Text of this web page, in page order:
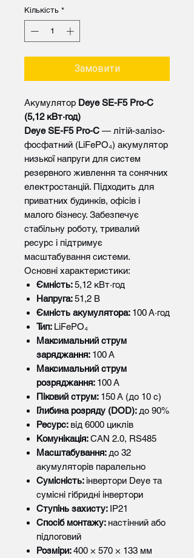
Кількість *
Замовити
Акумулятор Deye SE-F5 Pro-C
(5,12 кВт·год)
Deye SE-F5 Pro-C — літій-залізо-
фосфатний (LiFePO₄) акумулятор
низької напруги для систем
резервного живлення та сонячних
електростанцій. Підходить для
приватних будинків, офісів і
малого бізнесу. Забезпечує
стабільну роботу, тривалий
ресурс і підтримує
масштабування системи.
Основні характеристики:
Ємність:5,12 кВт·год
Напруга:51,2 В
Ємність акумулятора: 100 А·год
Тип: LiFePO₄
Максимальний струм
заряджання: 100 А
Максимальний струм
розряджання: 100 А
Піковий струм: 150 А (до 10 с)
Глибина розряду (DOD): до 90%
Ресурс: від 6000 циклів
Комунікація:CAN 2.0, RS485
Масштабування: до 32
акумуляторів паралельно
Сумісність: інвертори Deye та
сумісні гібридні інвертори
Ступінь захисту: IP21
Спосіб монтажу: настінний або
підлоговий
Розміри:400 × 570 × 133 мм